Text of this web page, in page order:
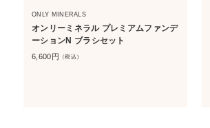
ONLY MINERALS
オンリーミネラル プレミアムファンデ
ーションN ブラシセット
6,600円 （税込）